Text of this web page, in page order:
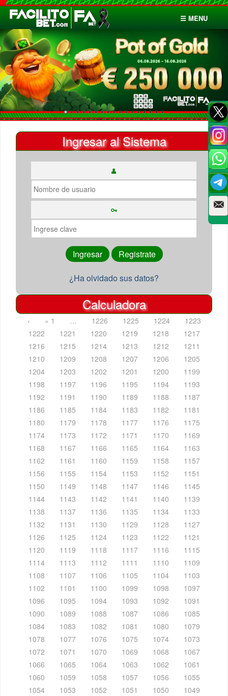
☰ MENU
Inicio
Apuestas
Cuentas
Ingresar al Sistema
¿Ha olvidado sus datos?
Calculadora
‹ « 1 … 1226 1225 1224
1223
1222
1221 1220 1219 1218
1217
1216
1215 1214 1213 1212
1211
1210
1209 1208 1207 1206
1205
1204
1203 1202 1201 1200
1199
1198
1197 1196 1195 1194
1193
1192
1191 1190 1189 1188
1187
1186
1185 1184 1183 1182
1181
1180
1179 1178 1177 1176
1175
1174
1173 1172 1171 1170
1169
1168
1167 1166 1165 1164
1163
1162
1161 1160 1159 1158
1157
1156
1155 1154 1153 1152
1151
1150
1149 1148 1147 1146
1145
1144
1143 1142 1141 1140
1139
1138
1137 1136 1135 1134
1133
1132
1131 1130 1129 1128
1127
1126
1125 1124 1123 1122
1121
1120
1119 1118 1117 1116
1115
1114
1113 1112 1111 1110
1109
1108
1107 1106 1105 1104
1103
1102
1101 1100 1099 1098
1097
1096
1095 1094 1093 1092
1091
1090
1089 1088 1087 1086
1085
1084
1083 1082 1081 1080
1079
1078
1077 1076 1075 1074
1073
1072
1071 1070 1069 1068
1067
1066
1065 1064 1063 1062
1061
1060
1059 1058 1057 1056
1055
1054
1053 1052 1051 1050
1049